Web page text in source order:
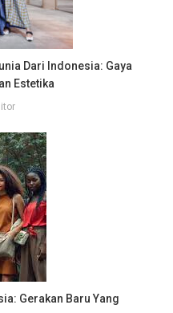
Dari Indonesia: Gaya
Estetika
Gerakan Baru Yang